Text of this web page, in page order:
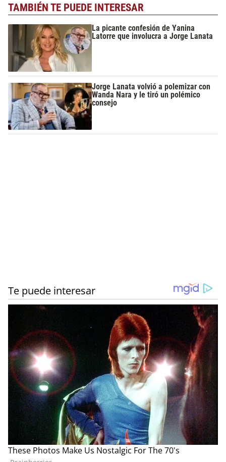
TAMBIÉN TE PUEDE INTERESAR
La picante confesión de Yanina
Latorre que involucra a Jorge Lanata
Jorge Lanata volvió a polemizar con
Wanda Nara y le tiró un polémico
consejo